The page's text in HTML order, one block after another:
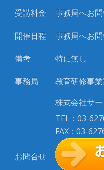
受講料金 事務局へお問
開催日程 事務局へお問
備考 特に無し
事務局
教育研修事業
株式会社サー
TEL：03-
FAX：03-
お問合せ